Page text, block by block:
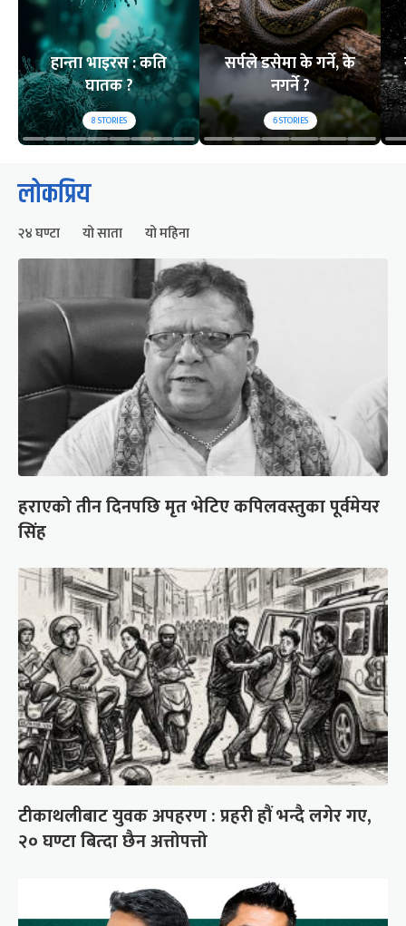
हान्ता भाइरस : कति
घातक ?
8STORIES
सर्पले डसेमा के गर्ने, के
नगर्ने ?
6STORIES
लोकप्रिय
२४ घण्टा यो साता यो महिना
हराएको तीन दिनपछि मृत भेटिए कपिलवस्तुका पूर्वमेयर
सिंह
टीकाथलीबाट युवक अपहरण : प्रहरी हौं भन्दै लगेर गए,
२० घण्टा बित्दा छैन अत्तोपत्तो